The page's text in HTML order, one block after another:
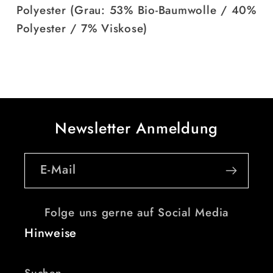
Polyester (Grau: 53% Bio-Baumwolle / 40%
Polyester / 7% Viskose)
Newsletter Anmeldung
E-Mail
Folge uns gerne auf Social Media
Hinweise